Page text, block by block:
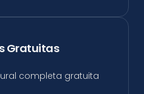
Gratuitas
completa gratuita